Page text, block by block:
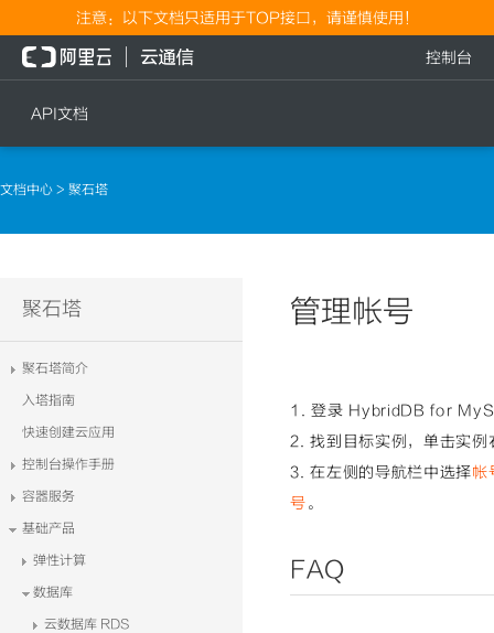
注意：以下文档只适用于TOP接口，请谨慎使用！
API文档
流量充值档位查询
流量充值结果查询
控制台
文档中心 > 聚石塔
聚石塔
聚石塔简介
入塔指南
快速创建云应用
控制台操作手册
容器服务
基础产品
弹性计算
数据库
云数据库 RDS
管理帐号
1. 登录 HybridDB for
2. 找到目标实例，单击实例
3. 在左侧的导航栏中选择帐
号。
FAQ